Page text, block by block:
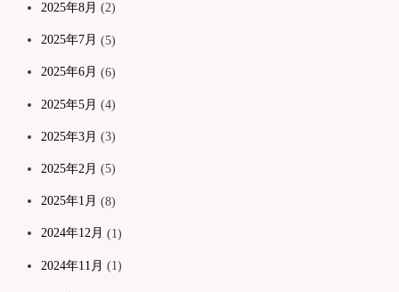
2025年8月 (2)
2025年7月 (5)
2025年6月 (6)
2025年5月 (4)
2025年3月 (3)
2025年2月 (5)
2025年1月 (8)
2024年12月 (1)
2024年11月 (1)